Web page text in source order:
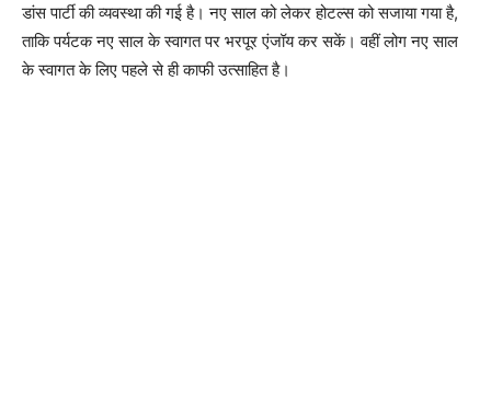
डांस पार्टी की व्यवस्था की गई है। नए साल को लेकर होटल्स को सजाया गया है,
ताकि पर्यटक नए साल के स्वागत पर भरपूर एंजॉय कर सकें। वहीं लोग नए साल
के स्वागत के लिए पहले से ही काफी उत्साहित है।